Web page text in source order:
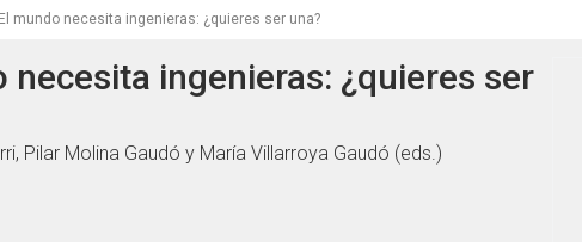
El mundo necesita ingenieras: ¿quieres ser una?
necesita ingenieras: ¿quieres ser
Pilar Molina Gaudó y María Villarroya Gaudó (eds.)